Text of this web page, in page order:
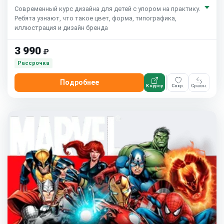
Современный курс дизайна для детей с упором на практику.
Ребята узнают, что такое цвет, форма, типографика,
иллюстрация и дизайн бренда
3 990 ₽
Рассрочка
Подробнее К курсу Сохр. Сравн.